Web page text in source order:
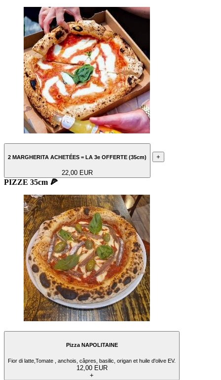
2 MARGHERITA ACHETÉES = LA 3e OFFERTE (35cm)
22,00 EUR
+
PIZZE 35cm 🍕
Pizza NAPOLITAINE
Fior di latte,Tomate , anchois, câpres, basilic, origan et huile d'olive EV.
12,00 EUR
+